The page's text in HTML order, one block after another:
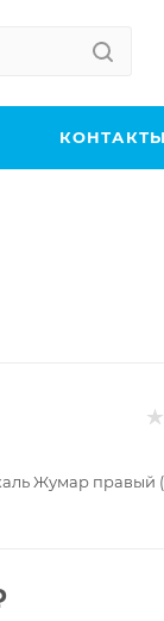
КОНТАКТЫ
Жумар правый